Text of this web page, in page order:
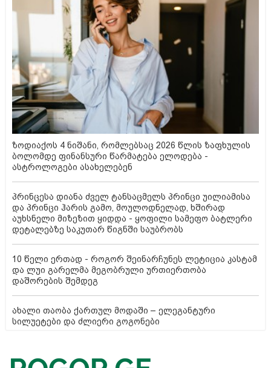
ზოდიაქოს 4 ნიშანი, რომლებსაც 2026 წლის ზაფხულის
ბოლომდე ფინანსური წარმატება ელოდება -
ასტროლოგები ასახელებენ
პრინცესა დიანა ძველ ტანსაცმელს პრინცი უილიამისა
და პრინცი ჰარის გამო, მოულოდნელად, ხშირად
აუხსნელი მიზეზით ყიდდა - ყოფილი სამეფო ბატლერი
დეტალებზე საკუთარ წიგნში საუბრობს
10 წელი ერთად - როგორ შეინარჩუნეს ლეტიცია კასტამ
და ლუი გარელმა მეგობრული ურთიერთობა
დაშორების შემდეგ
ახალი თაობა ქართულ მოდაში – ელეგანტური
სილუეტები და ძლიერი გოგონები